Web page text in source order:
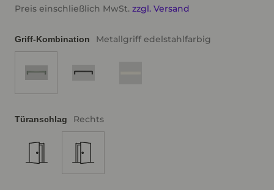
Preis einschließlich MwSt. zzgl. Versand
Griff-Kombination Metallgriff edelstahlfarbig
Türanschlag Rechts